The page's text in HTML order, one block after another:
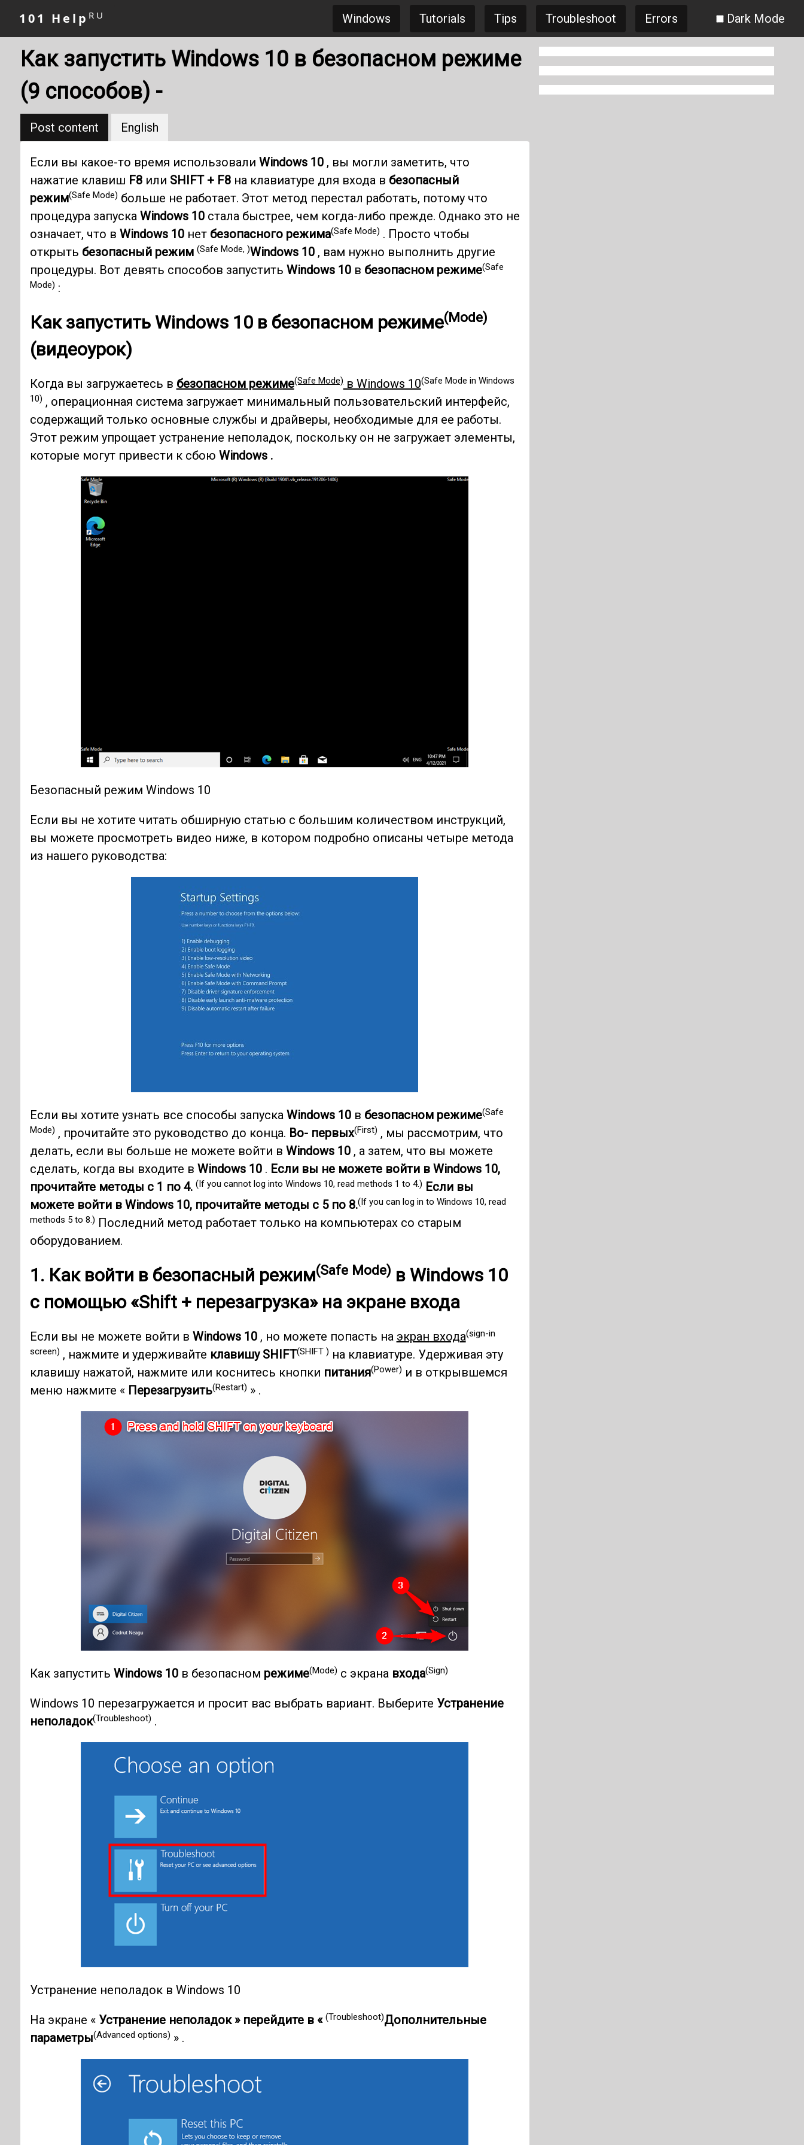
101 Help RU Windows Tutorials Tips Troubleshoot Errors Dark Mode
Как запустить Windows 10 в безопасном режиме
(9 способов) -
Post content English
Если вы какое-то время использовали Windows 10, вы могли заметить, что
нажатие клавиш F8или SHIFT + F8на клавиатуре для входа в безопасный
режим(Safe Mode) больше не работает. Этот метод перестал работать, потому что
процедура запуска Windows 10стала быстрее, чем когда-либо прежде. Однако это не
означает, что в Windows 10нет безопасного режима(Safe Mode) . Просто чтобы
открыть безопасный режим (Safe Mode, )Windows 10, вам нужно выполнить другие
процедуры. Вот девять способов запустить Windows 10в безопасном режиме(Safe
Mode) :
Как запустить Windows 10в безопасном режиме(Mode)
(видеоурок)
Когда вы загружаетесь в безопасном режиме(Safe Mode)в Windows 10(Safe Mode in Windows
10) , операционная система загружает минимальный пользовательский интерфейс,
содержащий только основные службы и драйверы, необходимые для ее работы.
Этот режим упрощает устранение неполадок, поскольку он не загружает элементы,
которые могут привести к сбою Windows .
Безопасный режим Windows 10
Если вы не хотите читать обширную статью с большим количеством инструкций,
вы можете просмотреть видео ниже, в котором подробно описаны четыре метода
из нашего руководства:
Если вы хотите узнать все способы запуска Windows 10в безопасном режиме(Safe
Mode) , прочитайте это руководство до конца. Во- первых(First) , мы рассмотрим, что
делать, если вы больше не можете войти в Windows 10, а затем, что вы можете
сделать, когда вы входите в Windows 10. Если вы не можете войти в Windows 10,
прочитайте методы с 1 по 4. (If you cannot log into Windows 10, read methods 1 to 4.) Если вы
можете войти в Windows 10, прочитайте методы с 5 по 8.(If you can log in to Windows 10, read
methods 5 to 8.) Последний метод работает только на компьютерах со старым
оборудованием.
1. Как войти в безопасный режим(Safe Mode) в Windows 10
с помощью «Shift + перезагрузка» на экране входа
Если вы не можете войти в Windows 10, но можете попасть на экран входа(sign-in
screen) , нажмите и удерживайте клавишу SHIFT(SHIFT ) на клавиатуре. Удерживая эту
клавишу нажатой, нажмите или коснитесь кнопки питания(Power) и в открывшемся
меню нажмите « Перезагрузить(Restart) » .
Как запустить Windows 10в безопасном режиме(Mode) с экрана входа(Sign)
Windows 10 перезагружается и просит вас выбрать вариант. Выберите Устранение
неполадок(Troubleshoot) .
Устранение неполадок в Windows 10
На экране « Устранение неполадок » перейдите в « (Troubleshoot)Дополнительные
параметры(Advanced options) » .